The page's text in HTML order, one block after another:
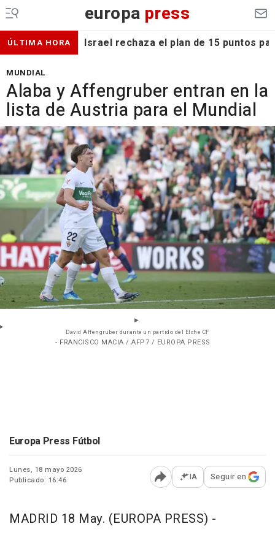
europa press
ÚLTIMA HORA Israel rechaza el plan de 15 puntos
MUNDIAL
Alaba y Affengruber entran en la
lista de Austria para el Mundial
David Affengruber durante un partido del Elche CF
- FRANCISCO MACIA / AFP7 / EUROPA PRESS
Europa Press Fútbol
Lunes, 18 mayo 2026
Publicado: 16:46
Abrir opciones para
IA Seguir en
MADRID 18 May. (EUROPA PRESS) -